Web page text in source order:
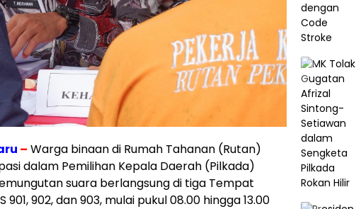
– Warga binaan di Rumah Tahanan (Rutan)
dalam Pemilihan Kepala Daerah (Pilkada)
suara berlangsung di tiga Tempat
902, dan 903, mulai pukul 08.00 hingga 13.00